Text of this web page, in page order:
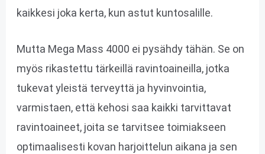
kaikkesi joka kerta, kun astut kuntosalille.
Mutta Mega Mass 4000 ei pysähdy tähän. Se on
myös rikastettu tärkeillä ravintoaineilla, jotka
tukevat yleistä terveyttä ja hyvinvointia,
varmistaen, että kehosi saa kaikki tarvittavat
ravintoaineet, joita se tarvitsee toimiakseen
optimaalisesti kovan harjoittelun aikana ja sen